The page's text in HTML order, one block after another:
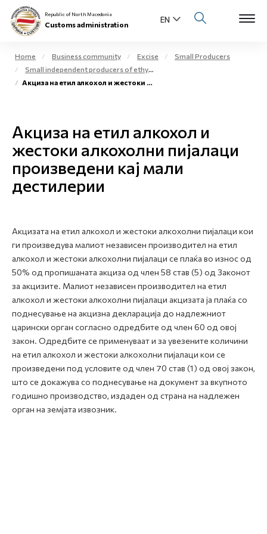
About us
Business community
E-Customs
Contact
Republic of North Macedonia
Customs administration
Home Business community Excise
Small Producers
Small independent producers of ethyl alcohol and spirit alcoholic beverages for commercial purposes – small distilleries
Акциза на етил алкохол и жестоки алкохолни пијалаци произведени кај мали дестилерии
Акциза на етил алкохол и
жестоки алкохолни пијалаци
произведени кај мали
дестилерии
Акцизата на етил алкохол и жестоки алкохолни пијалаци кои
ги произведува малиот независен производител на етил
алкохол и жестоки алкохолни пијалаци се плаќа во износ од
50% од пропишаната акциза од член 58 став (5) од Законот
за акцизите. Малиот независен производител на етил
алкохол и жестоки алкохолни пијалаци акцизата ја плаќа со
поднесување на акцизна декларација до надлежниот
царински орган согласно одредбите од член 60 од овој
закон. Одредбите се применуваат и за увезените количини
на етил алкохол и жестоки алкохолни пијалаци кои се
произведени под условите од член 70 став (1) од овој закон,
што се докажува со поднесување на документ за вкупното
годишно производство, издаден од страна на надлежен
орган на земјата извозник.